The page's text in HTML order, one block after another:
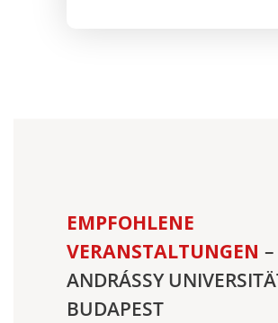
EMPFOHLENE
VERANSTALTUNGEN –
ANDRÁSSY
BUDAPEST